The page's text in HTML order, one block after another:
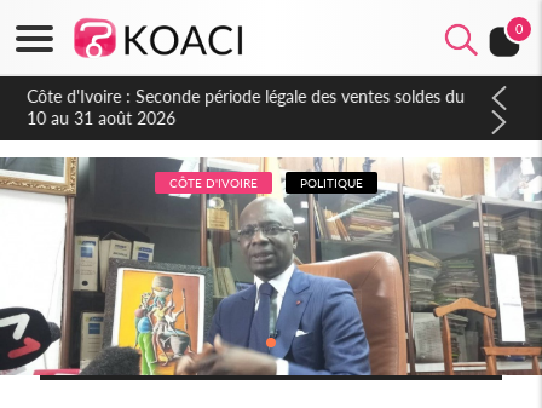
0
Côte d'Ivoire : Seconde période légale des ventes soldes du
10 au 31 août 2026
CÔTE D'IVOIRE POLITIQUE